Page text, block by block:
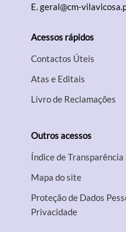
E.geral@cm-
Acessos rápidos
Contactos Úteis
Atas e Editais
Livro de Reclamações
Outros acessos
Índice de
Mapa do site
Proteção de Dados
Privacidade